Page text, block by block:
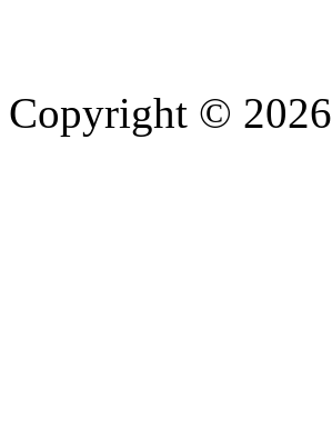
Copyright © 2026